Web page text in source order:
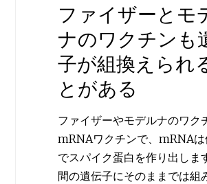
ファイザーとモ
ナのワクチンも
子が組換えられ
とがある
ファイザーやモデルナのワク
mRNAワクチンで、mRNAは
でスパイク蛋白を作り出しま
間の遺伝子にそのままでは組